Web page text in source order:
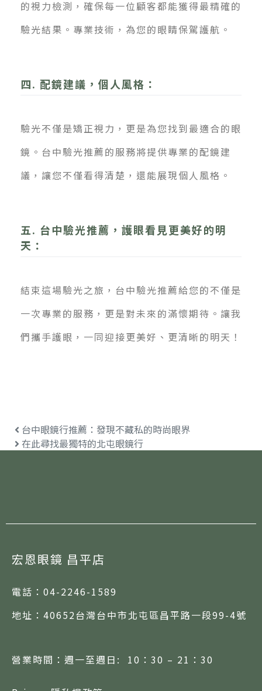
的視力檢測，確保每一位顧客都能獲得最精確的
驗光結果。專業技術，為您的眼睛保駕護航。
四. 配鏡建議，個人風格：
驗光不僅是矯正視力，更是為您找到最適合的眼
鏡。台中驗光推薦的服務將提供專業的配鏡建
議，讓您不僅看得清楚，還能展現個人風格。
五. 台中驗光推薦，護眼看見更美好的明
天：
結束這場驗光之旅，台中驗光推薦給您的不僅是
一次專業的服務，更是對未來的滿懷期待。讓我
們攜手護眼，一同迎接更美好、更清晰的明天！
台中眼鏡行推薦：發現不藏私的時尚眼界
在此尋找最獨特的北屯眼鏡行
宏恩眼鏡 昌平店
電話： 04-2246-1589
地址： 40652台灣台中市北屯區昌平路一段99-4號
營業時間：週一至週日: 10：30 – 21：30